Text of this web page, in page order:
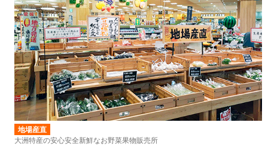
地場産直
大洲特産の安心安全新鮮なお野菜果物販売所